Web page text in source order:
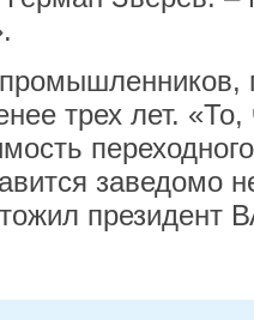
трех лет. «То,
заведомо
президент